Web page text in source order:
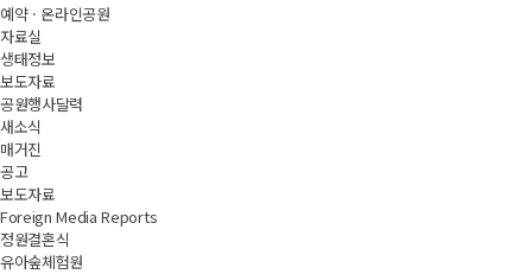
예약 · 온라인공원
자료실
생태정보
보도자료
공원행사달력
새소식
매거진
공고
보도자료
Foreign Media Reports
정원결혼식
유아숲체험원